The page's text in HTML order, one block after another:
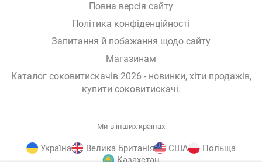
Повна версія сайту
Політика конфіденційності
Запитання й побажання щодо сайту
Магазинам
Каталог соковитискачів 2026 - новинки, хіти продажів,
купити соковитискачі.
Ми в інших країнах
Україна Велика Британія США
Польща
Казахстан